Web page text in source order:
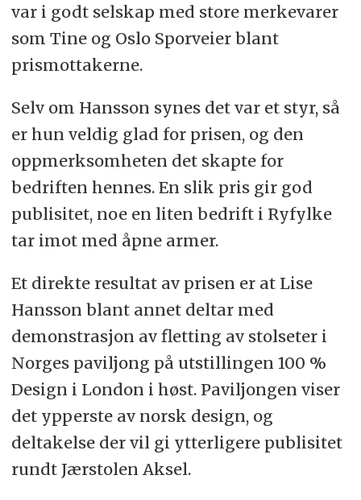
var i godt selskap med store merkevarer
som Tine og Oslo Sporveier blant
prismottakerne.
Selv om Hansson synes det var et styr, så
er hun veldig glad for prisen, og den
oppmerksomheten det skapte for
bedriften hennes. En slik pris gir god
publisitet, noe en liten bedrift i Ryfylke
tar imot med åpne armer.
Et direkte resultat av prisen er at Lise
Hansson blant annet deltar med
demonstrasjon av fletting av stolseter i
Norges paviljong på utstillingen 100 %
Design i London i høst. Paviljongen viser
det ypperste av norsk design, og
deltakelse der vil gi ytterligere publisitet
rundt Jærstolen Aksel.